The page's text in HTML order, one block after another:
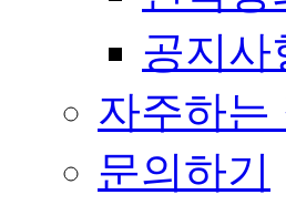
공지사
자주하는
문의하기